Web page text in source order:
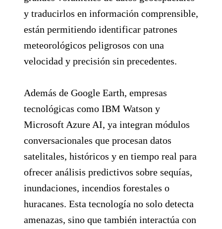
y traducirlos en información comprensible,
están permitiendo identificar patrones
meteorológicos peligrosos con una
velocidad y precisión sin precedentes.
Además de Google Earth, empresas
tecnológicas como IBM Watson y
Microsoft Azure AI, ya integran módulos
conversacionales que procesan datos
satelitales, históricos y en tiempo real para
ofrecer análisis predictivos sobre sequías,
inundaciones, incendios forestales o
huracanes. Esta tecnología no solo detecta
amenazas, sino que también interactúa con